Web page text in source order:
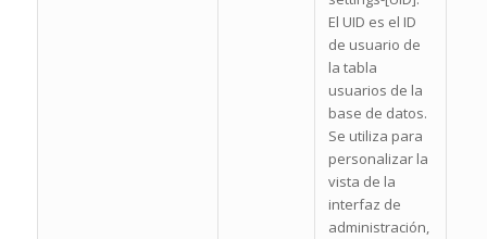
El UID es el ID
de usuario de
la tabla
usuarios de la
base de datos.
Se utiliza para
personalizar la
vista de la
interfaz de
administración,